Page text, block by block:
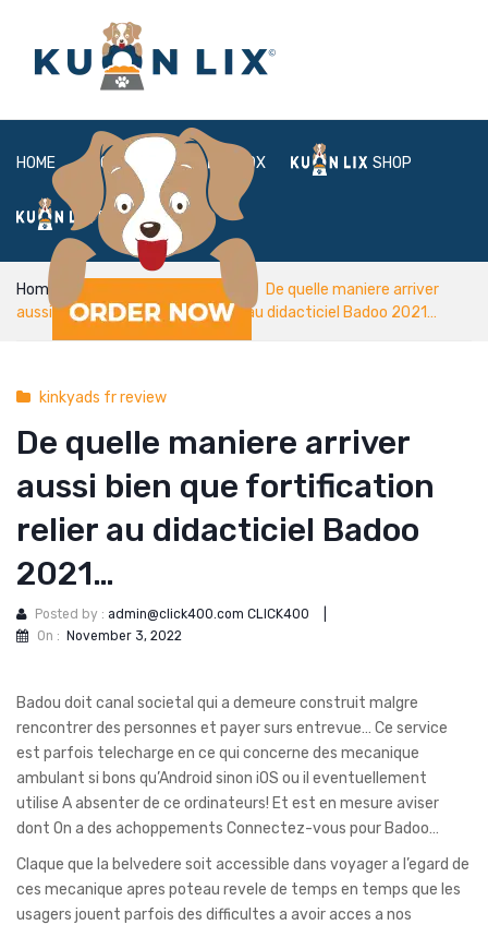
HOME ABOUT BOX SHOP
FAQ LOGIN
Home kinkyads fr review
De quelle maniere arriver
aussi bien que fortification relier au didacticiel Badoo 2021…
kinkyads fr review
De quelle maniere arriver
aussi bien que fortification
relier au didacticiel Badoo
2021…
Posted by : admin@click400.com CLICK400
On : November 3, 2022
Badou doit canal societal qui a demeure construit malgre
rencontrer des personnes et payer surs entrevue… Ce service
est parfois telecharge en ce qui concerne des mecanique
ambulant si bons qu’Android sinon iOS ou il eventuellement
utilise A absenter de ce ordinateurs! Et est en mesure aviser
dont On a des achoppements Connectez-vous pour Badoo…
Claque que la belvedere soit accessible dans voyager a l’egard de
ces mecanique apres poteau revele de temps en temps que les
usagers jouent parfois des difficultes a avoir acces a nos